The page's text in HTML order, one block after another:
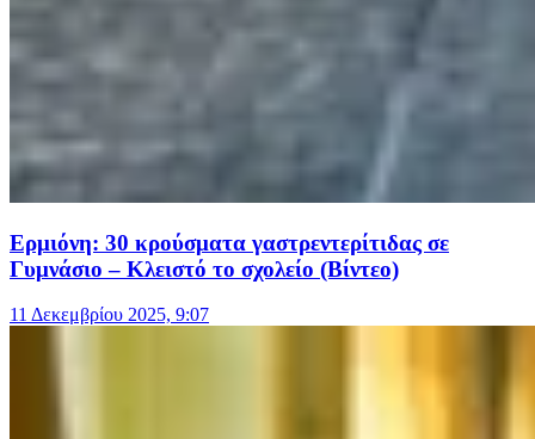
Ερμιόνη: 30 κρούσματα γαστρεντερίτιδας σε
Γυμνάσιο – Κλειστό το σχολείο (Βίντεο)
11 Δεκεμβρίου 2025, 9:07